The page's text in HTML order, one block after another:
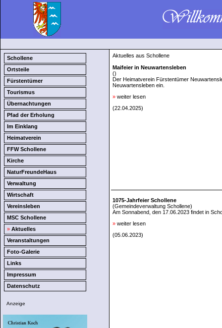
Schollene
Ortsteile
Fürstentümer
Tourismus
Übernachtungen
Pfad der Erholung
Im Einklang
Heimatverein
FFW Schollene
Kirche
NaturFreundeHaus
Verwaltung
Wirtschaft
Vereinsleben
MSC Schollene
» Aktuelles
Veranstaltungen
Foto-Galerie
Links
Impressum
Datenschutz
Anzeige
Aktuelles aus Schollene
Maifeier in Neuwartensleben
()
Der Heimatverein Fürstentümer
Neuwartensleben ein.
» weiter lesen
(22.04.2025)
1075-Jahrfeier Schollene
(Gemeindeverwaltung Schollene)
Am Sonnabend, den 17.06.2023 findet in
» weiter lesen
(05.06.2023)